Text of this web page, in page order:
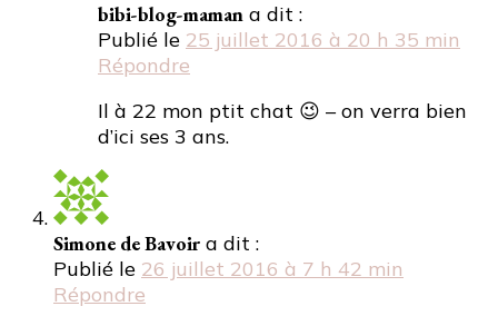
bibi-blog-maman a dit :
Publié le 25 juillet 2016 à 20 h 35 min
Répondre
Il à 22 mon ptit chat 😉 – on verra bien
d’ici ses 3 ans.
Simone de Bavoir a dit :
Publié le 26 juillet 2016 à 7 h 42 min
Répondre